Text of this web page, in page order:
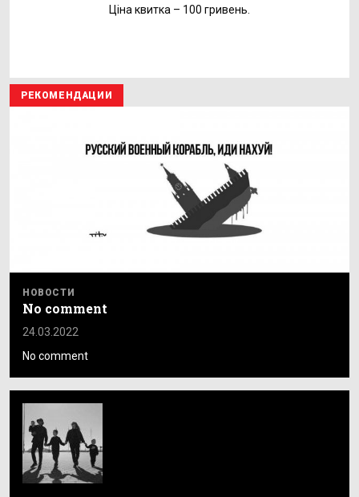
Ціна квитка – 100 гривень.
РЕКОМЕНДАЦИИ
НОВОСТИ
No comment
24.03.2022
No comment